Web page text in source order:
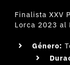
Finalista XXV
Lorca 2023 al
Género: